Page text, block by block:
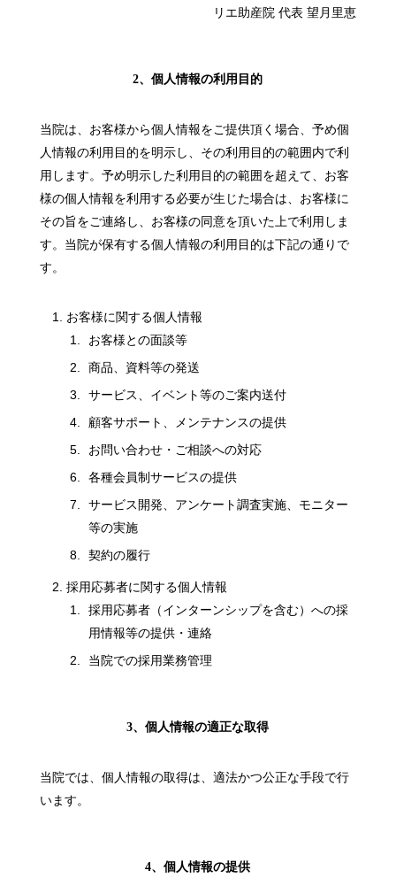
リエ助産院 代表 望月里恵
2、個人情報の利用目的
当院は、お客様から個人情報をご提供頂く場合、予め個
人情報の利用目的を明示し、その利用目的の範囲内で利
用します。予め明示した利用目的の範囲を超えて、お客
様の個人情報を利用する必要が生じた場合は、お客様に
その旨をご連絡し、お客様の同意を頂いた上で利用しま
す。当院が保有する個人情報の利用目的は下記の通りで
す。
お客様に関する個人情報
お客様との面談等
商品、資料等の発送
サービス、イベント等のご案内送付
顧客サポート、メンテナンスの提供
お問い合わせ・ご相談への対応
各種会員制サービスの提供
サービス開発、アンケート調査実施、モニター
等の実施
契約の履行
採用応募者に関する個人情報
採用応募者（インターンシップを含む）への採
用情報等の提供・連絡
当院での採用業務管理
3、個人情報の適正な取得
当院では、個人情報の取得は、適法かつ公正な手段で行
います。
4、個人情報の提供